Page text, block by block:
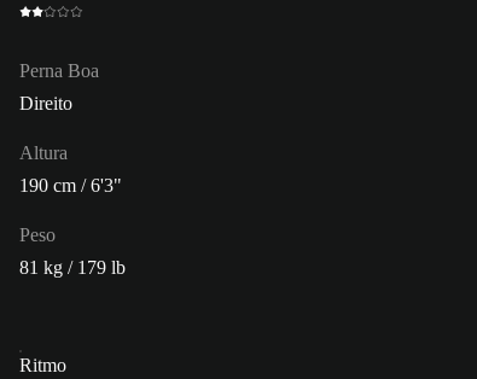
Perna Boa
Direito
Altura
190 cm / 6'3"
Peso
81 kg / 179 lb
Ritmo